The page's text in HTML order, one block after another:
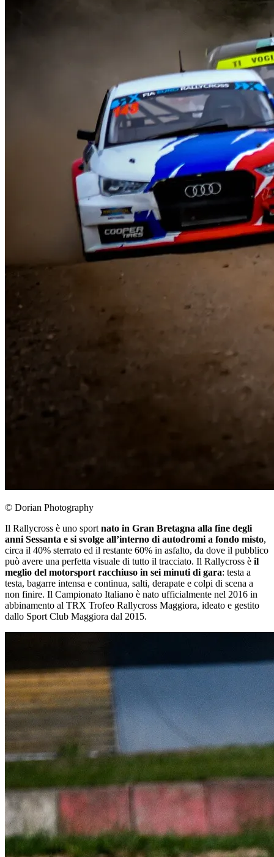
© Dorian Photography
Il Rallycross è uno sport nato in Gran Bretagna alla fine degli
anni Sessanta e si svolge all’interno di autodromi a fondo misto,
circa il 40% sterrato ed il restante 60% in asfalto, da dove il pubblico
può avere una perfetta visuale di tutto il tracciato. Il Rallycross è il
meglio del motorsport racchiuso in sei minuti di gara: testa a
testa, bagarre intensa e continua, salti, derapate e colpi di scena a
non finire. Il Campionato Italiano è nato ufficialmente nel 2016 in
abbinamento al TRX Trofeo Rallycross Maggiora, ideato e gestito
dallo Sport Club Maggiora dal 2015.